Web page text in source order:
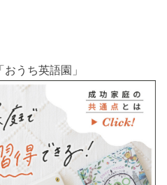
うち英語園」